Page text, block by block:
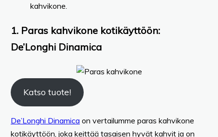
kahvikone.
1. Paras kahvikone kotikäyttöön:
De’Longhi Dinamica
Katso tuote!
De’Longhi Dinamica on vertailumme paras kahvikone
kotikäyttöön, joka keittää tasaisen hyvät kahvit ja on